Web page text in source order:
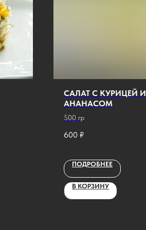
САЛАТ С КУРИЦЕЙ И
АНАНАСОМ
500 гр
600 ₽
ПОДРОБНЕЕ
В КОРЗИНУ